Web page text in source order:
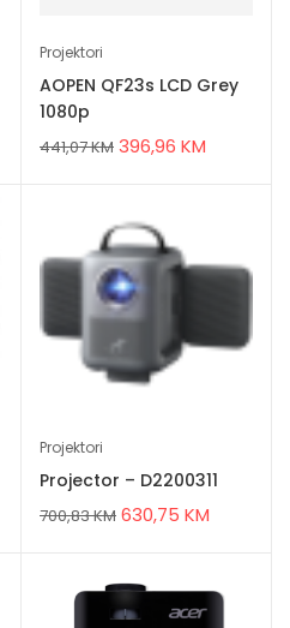
Projektori
AOPEN QF23s LCD Grey
1080p
441,07KM 396,96 KM
Projektori
Projector – D2200311
700,83KM 630,75 KM